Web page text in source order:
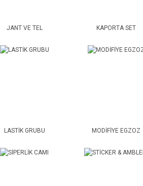
JANT VE TEL KAPORTA SET
LASTİK GRUBU MODİFİYE EGZOZ